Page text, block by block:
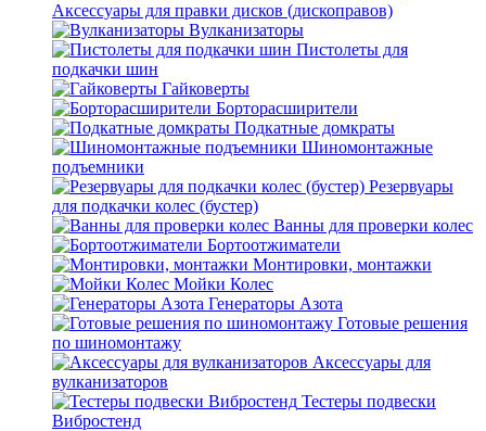
Аксессуары для правки дисков (дископравов)
Вулканизаторы
Пистолеты для
подкачки шин
Гайковерты
Борторасширители
Подкатные домкраты
Шиномонтажные
подъемники
Резервуары
для подкачки колес (бустер)
Ванны для проверки колес
Бортоотжиматели
Монтировки, монтажки
Мойки Колес
Генераторы Азота
Готовые решения
по шиномонтажу
Аксессуары для
вулканизаторов
Тестеры подвески
Вибростенд